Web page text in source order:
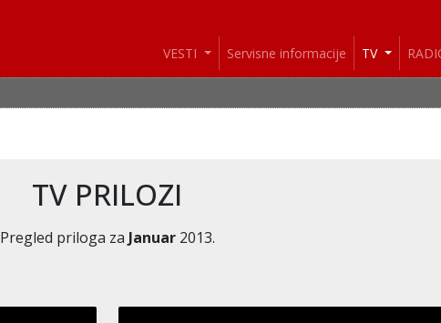
VESTI Servisne informacije TV
TV PRILOZI
Pregled priloga za Januar2013.